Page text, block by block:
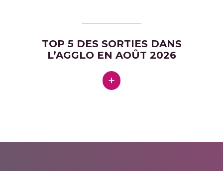
TOP 5 DES SORTIES DANS
L’AGGLO EN AOÛT 2026